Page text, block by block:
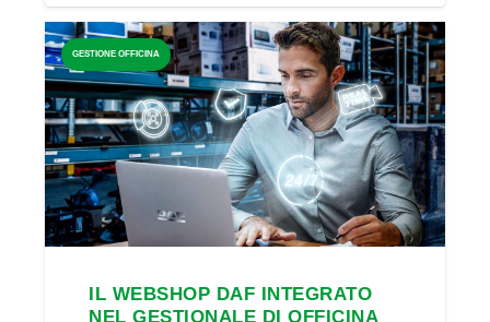
GESTIONE OFFICINA
IL WEBSHOP DAF INTEGRATO
NEL GESTIONALE DI OFFICINA